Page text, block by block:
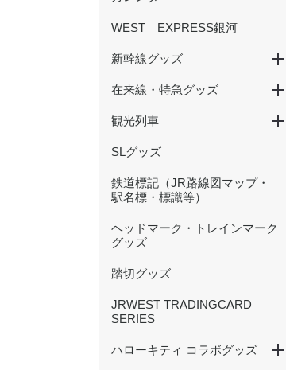
WEST EXPRESS銀河
新幹線グッズ
山陽新幹線
北陸新幹線
500 TYPE EVA
在来線・特急グッズ
国鉄型列車
201系
大阪環状線
新快速
特急くろしお
特急まほろば(安寧・悠久)
特急やくも（381・273系
かにカニエクスプレス
トワイライトエクスプレス
北陸本線（サンダーバード・
観光列車
SAKU美SAKU楽
あめつち
はなあかり
SLグッズ
鉄道標記（JR路線図マップ・
駅名標・標識等）
ヘッドマーク・トレインマーク
グッズ
踏切グッズ
JRWEST TRADINGCARD
SERIES
ハローキティ コラボグッズ